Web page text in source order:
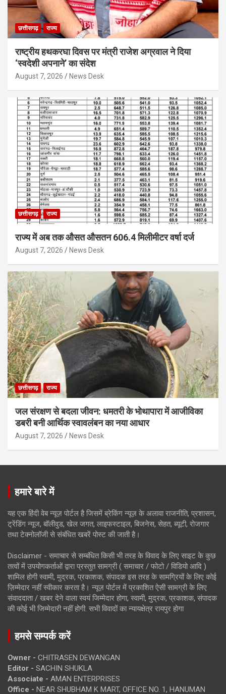
छत्तीसगढ़ राज्य
राष्ट्रीय हथकरघा दिवस पर मंत्री राजेश अग्रवाल ने दिया
‘स्वदेशी अपनाने’ का संदेश
August 7, 2026 News Desk
छत्तीसगढ़ राज्य
राज्य में अब तक औसत औसतन 606.4 मिलीमीटर वर्षा दर्ज
August 7, 2026 News Desk
छत्तीसगढ़ राज्य
जल संरक्षण से बदला जीवन: धमतरी के भोथापारा में आजीविका
डबरी बनी आर्थिक स्वावलंबन का नया आधार
August 7, 2026 News Desk
हमारे बारे में
यह एक हिंदी वेब न्यूज़ पोर्टल है जिसमें ब्रेकिंग न्यूज़ के अलावा राजनीति, प्रशासन,
ट्रेंडिंग न्यूज, बॉलीवुड, खेल जगत, लाइफस्टाइल, बिजनेस, सेहत, ब्यूटी, रोजगार
तथा टेक्नोलॉजी से संबंधित खबरें पोस्ट की जाती है।
Disclaimer - समाचार से सम्बंधित किसी भी तरह के विवाद के लिए साइट के कुछ
तत्वों में उपयोगकर्ताओं द्वारा प्रस्तुत सामग्री ( समाचार / फोटो / विडियो आदि )
शामिल होगी स्वामी, मुद्रक, प्रकाशक, संपादक इस तरह के सामग्रियों के लिए कोई
ज़िम्मेदार नहीं स्वीकार करता है। न्यूज़ पोर्टल में प्रकाशित ऐसी सामग्री के लिए
संवाददाता / खबर देने वाला स्वयं जिम्मेदार होगा, स्वामी, मुद्रक, प्रकाशक, संपादक
की कोई भी जिम्मेदारी नहीं होगी. सभी विवादों का न्यायक्षेत्र रायपुर होगा
हमसे सम्पर्क करें
Owner - CHITRASEN DEWANGAN
Editor - SACHIN SHUKLA
Associate - AMAN ENTERPRISES
Office - NEAR SHUBHAM K MART, OFFICE NO. 1, HANUMAN